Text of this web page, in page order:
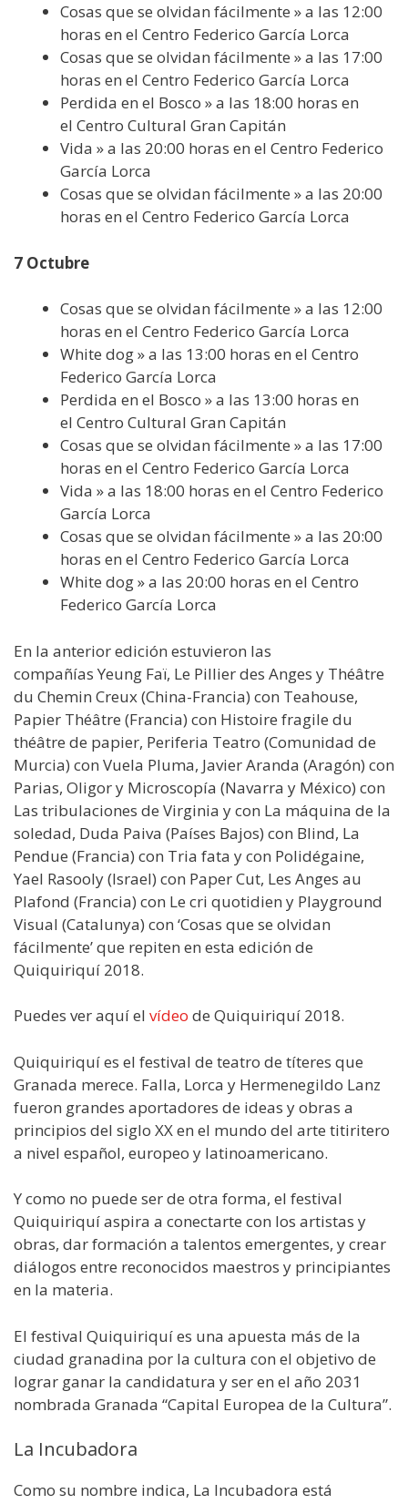
Cosas que se olvidan fácilmente » a las 12:00
horas en el Centro Federico García Lorca
Cosas que se olvidan fácilmente » a las 17:00
horas en el Centro Federico García Lorca
Perdida en el Bosco » a las 18:00 horas en
el Centro Cultural Gran Capitán
Vida » a las 20:00 horas en el Centro Federico
García Lorca
Cosas que se olvidan fácilmente » a las 20:00
horas en el Centro Federico García Lorca
7 Octubre
Cosas que se olvidan fácilmente » a las 12:00
horas en el Centro Federico García Lorca
White dog » a las 13:00 horas en el Centro
Federico García Lorca
Perdida en el Bosco » a las 13:00 horas en
el Centro Cultural Gran Capitán
Cosas que se olvidan fácilmente » a las 17:00
horas en el Centro Federico García Lorca
Vida » a las 18:00 horas en el Centro Federico
García Lorca
Cosas que se olvidan fácilmente » a las 20:00
horas en el Centro Federico García Lorca
White dog » a las 20:00 horas en el Centro
Federico García Lorca
En la anterior edición estuvieron las
compañías Yeung Faï, Le Pillier des Anges y Théâtre
du Chemin Creux (China-Francia) con Teahouse,
Papier Théâtre (Francia) con Histoire fragile du
théâtre de papier, Periferia Teatro (Comunidad de
Murcia) con Vuela Pluma, Javier Aranda (Aragón) con
Parias, Oligor y Microscopía (Navarra y México) con
Las tribulaciones de Virginia y con La máquina de la
soledad, Duda Paiva (Países Bajos) con Blind, La
Pendue (Francia) con Tria fata y con Polidégaine,
Yael Rasooly (Israel) con Paper Cut, Les Anges au
Plafond (Francia) con Le cri quotidien y Playground
Visual (Catalunya) con ‘Cosas que se olvidan
fácilmente’ que repiten en esta edición de
Quiquiriquí 2018.
Puedes ver aquí el vídeo de Quiquiriquí 2018.
Quiquiriquí es el festival de teatro de títeres que
Granada merece. Falla, Lorca y Hermenegildo Lanz
fueron grandes aportadores de ideas y obras a
principios del siglo XX en el mundo del arte titiritero
a nivel español, europeo y latinoamericano.
Y como no puede ser de otra forma, el festival
Quiquiriquí aspira a conectarte con los artistas y
obras, dar formación a talentos emergentes, y crear
diálogos entre reconocidos maestros y principiantes
en la materia.
El festival Quiquiriquí es una apuesta más de la
ciudad granadina por la cultura con el objetivo de
lograr ganar la candidatura y ser en el año 2031
nombrada Granada “Capital Europea de la Cultura”.
La Incubadora
Como su nombre indica, La Incubadora está